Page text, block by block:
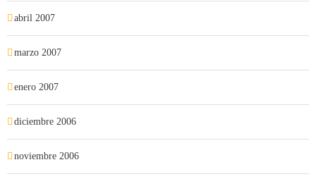
abril 2007
marzo 2007
enero 2007
diciembre 2006
noviembre 2006